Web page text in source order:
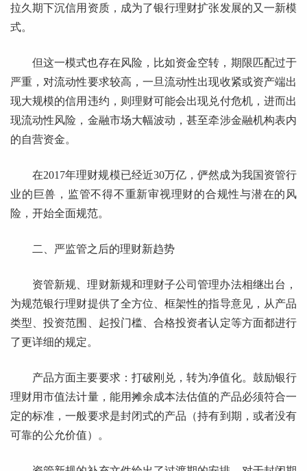
拉久期下沉信用资质，成为了银行理财扩张发展的又一新模
式。
但这一模式也存在风险，比如资金空转，期限匹配过于
严重，对流动性要求较高，一旦流动性出现收紧或资产端出
现大规模的信用违约，则理财可能会出现兑付危机，进而出
现流动性风险，金融市场大幅波动，甚至牵涉金融机构表内
的自营资金。
在2017年理财规模已经近30万亿，俨然成为我国资管行
业的巨兽，监管不得不重新审视理财的合规性与潜在的风
险，开始全面规范。
二、严监管之后的理财新趋势
资管新规、理财新规和理财子公司管理办法相继出台，
为规范银行理财提供了全方位、框架性的指导意见，从产品
类型、投资范围、起投门槛、合格投资者认定等方面都进行
了更详细的规定。
产品方面主要要求：打破刚兑，转为净值化。鼓励银行
理财用市值法计量，能用摊余成本法估值的产品必须符合一
定的标准，一般要求是封闭式的产品（持有到期，或者没有
可靠的公允价值）。